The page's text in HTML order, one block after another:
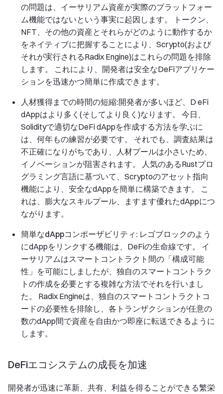
の問題は、イーサリアム資産が実際のプラットフォー
ム機能ではないという事実に起因します。 トークン、
NFT、その他の資産とそれらがどのように動作するか
をネイティブに把握することにより、Scrypto(および
それが実行されるRadix Engine)はこれらの問題を排除
します。 これにより、開発者は安全なDeFiアプリケー
ションを迅速かつ簡単に作成できます。
人材獲得までの時間の短縮:開発者が多いほど、D eFi
dAppはより多く(そしてより良く)なります。 今日、
Solidityで適切なDeFi dAppを作成する方法を学ぶに
は、何年もの練習が必要です。 それでも、調査結果は
不正確になりがちであり、人材プールは小さいため、
イノベーションが阻害されます。 人気のあるRustプロ
グラミング言語に基づいて、Scryptoのアセット指向
機能により、安全なdAppを簡単に構築できます。 こ
れは、膨大なスキルプール、ますます優れたdAppにつ
ながります。
簡単なdAppコンポーザビリティ: レゴブロックのよう
にdAppをリンクする機能は、DeFiの生命線です。 イ
ーサリアムはスマートコントラクト間の「構成可能
性」を可能にしましたが、独自のスマートコントラク
トの作成を必要とする複雑な方法でそれを行いまし
た。 Radix Engineは、独自のスマートコントラクトコ
ードの必要性を排除し、各トランザクションが任意の
数のdApp間で資産を自由かつ即座に転送できるように
します。
DeFiエコシステムの成長を加速
開発者が迅速に革新、共有、利益を得ることができる繁栄